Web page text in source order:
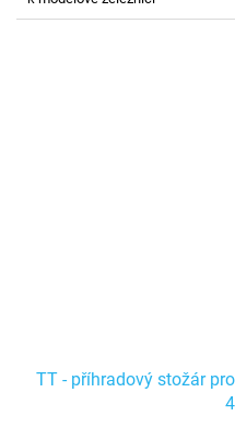
TT - příhradový stožár